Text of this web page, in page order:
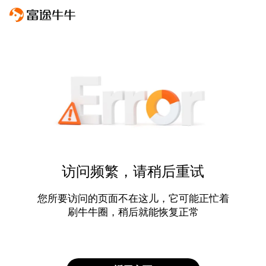
访问频繁，请稍后重试
您所要访问的页面不在这儿，它可能正忙着
刷牛牛圈，稍后就能恢复正常